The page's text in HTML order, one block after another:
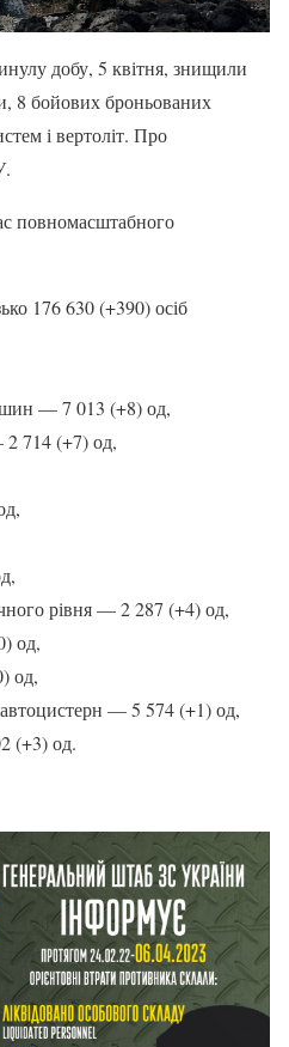
добу, 5 квітня, знищили
8 бойових броньованих
і вертоліт. Про
повномасштабного
176 630 (+390) осіб
— 7 013 (+8) од,
2 714 (+7) од,
рівня — 2 287 (+4) од,
од,
од,
автоцистерн — 5 574 (+1) од,
(+3) од.